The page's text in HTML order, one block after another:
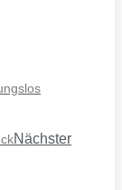
Nächster